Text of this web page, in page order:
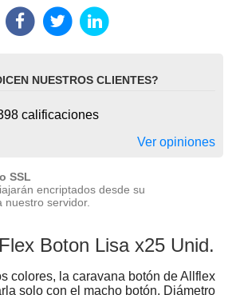
NUESTROS CLIENTES?
calificaciones
Ver opiniones
SSL
encriptados desde su
nuestro servidor.
Boton Lisa x25 Unid.
colores, la caravana botón de Allflex
solo con el macho botón. Diámetro